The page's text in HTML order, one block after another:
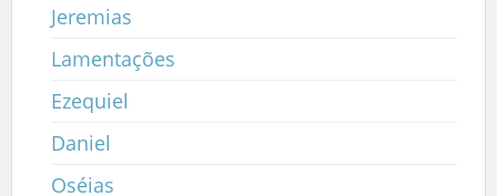
Jeremias
Lamentações
Ezequiel
Daniel
Oséias